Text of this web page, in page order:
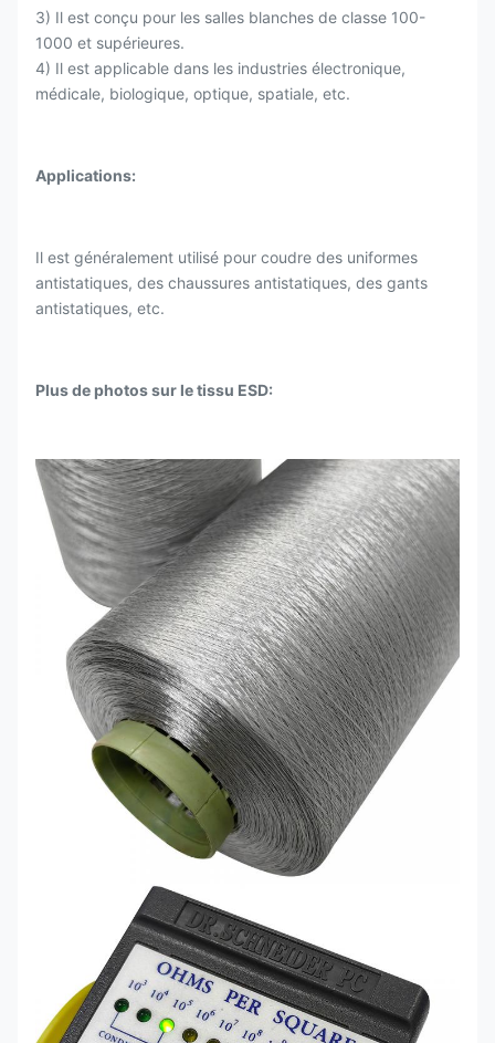
3) Il est conçu pour les salles blanches de classe 100-
1000 et supérieures.
4) Il est applicable dans les industries électronique,
médicale, biologique, optique, spatiale, etc.
Applications:
Il est généralement utilisé pour coudre des uniformes
antistatiques, des chaussures antistatiques, des gants
antistatiques, etc.
Plus de photos sur le tissu ESD: